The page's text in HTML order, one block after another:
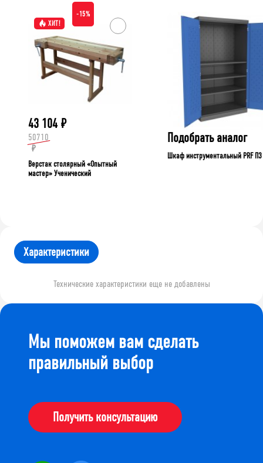
ХИТ!
-15%
43 104 ₽
50710
₽
Верстак столярный «Опытный
мастер» Ученический
Подобрать аналог
Шкаф инструментальный PRF П3
Характеристики
Технические характеристики еще не добавлены
Мы поможем вам сделать
правильный выбор
Получить консультацию